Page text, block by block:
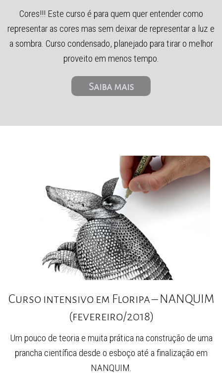
Cores!!! Este curso é para quem quer entender como
representar as cores mas sem deixar de representar a luz e
a sombra. Curso condensado, planejado para tirar o melhor
proveito em menos tempo.
Saiba mais
Curso intensivo em Floripa – NANQUIM
(fevereiro/2018)
Um pouco de teoria e muita prática na construção de uma
prancha científica desde o esboço até a finalização em
NANQUIM.